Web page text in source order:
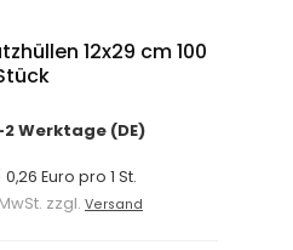
12x29 cm 100
Werktage (DE)
0,26 Euro pro 1 St.
zzgl. Versand